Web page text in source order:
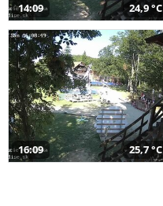
14:09 24,9 °C
16:09 25,7 °C